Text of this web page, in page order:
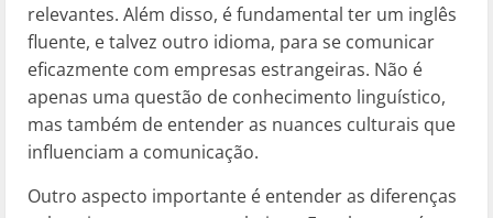
relevantes. Além disso, é fundamental ter um inglês
fluente, e talvez outro idioma, para se comunicar
eficazmente com empresas estrangeiras. Não é
apenas uma questão de conhecimento linguístico,
mas também de entender as nuances culturais que
influenciam a comunicação.
Outro aspecto importante é entender as diferenças